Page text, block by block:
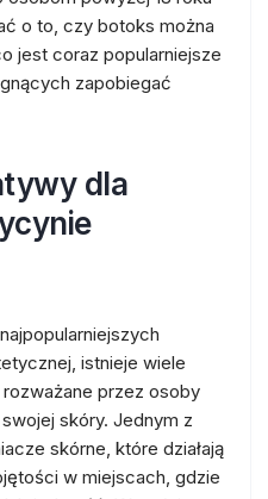
o to, czy botoks można
jest coraz popularniejsze
zapobiegać
dla
istnieje wiele
przez osoby
skóry. Jednym z
skórne, które działają
w miejscach, gdzie